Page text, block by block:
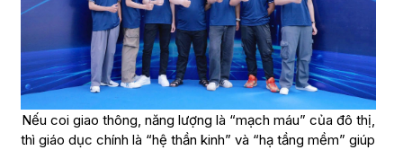
Nếu coi giao thông, năng lượng là “mạch máu” của đô thị,
thì giáo dục chính là “hệ thần kinh” và “hạ tầng mềm” giúp